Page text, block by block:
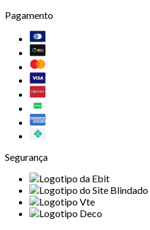
Pagamento
Segurança